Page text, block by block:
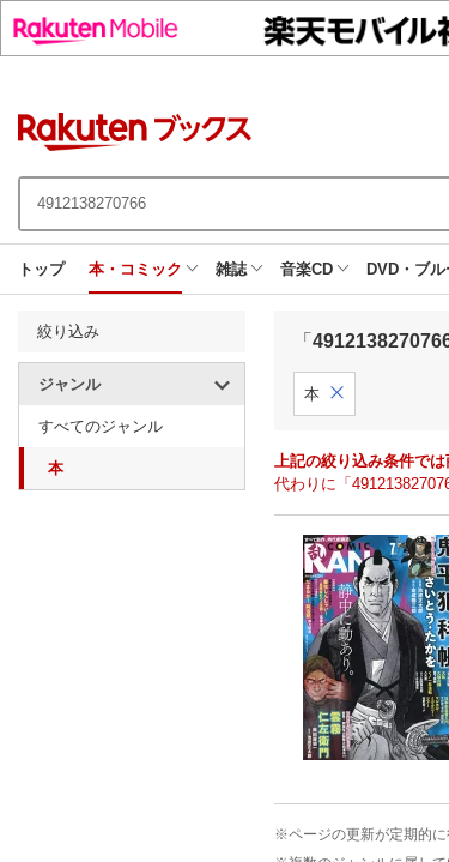
トップ 本・コミック 雑誌 音楽CD DVD・ブル
絞り込み
ジャンル
すべてのジャンル
本
「
本
上記の絞り込み条件で
代わりに「
※ページの更新が定期的に